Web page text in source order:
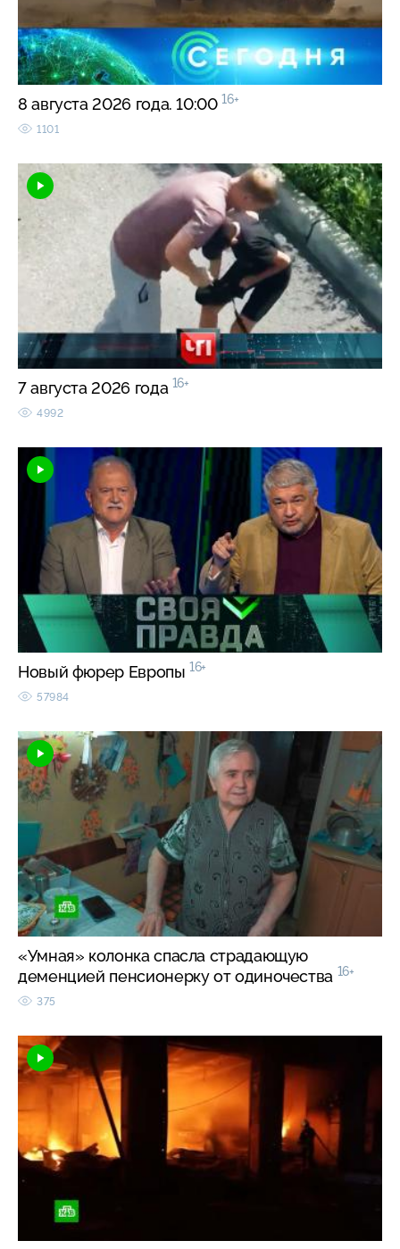
8 августа 2026 года. 10:00 16+
1101
7 августа 2026 года 16+
4992
Новый фюрер Европы 16+
57984
«Умная» колонка спасла страдающую
деменцией пенсионерку от одиночества 16+
375